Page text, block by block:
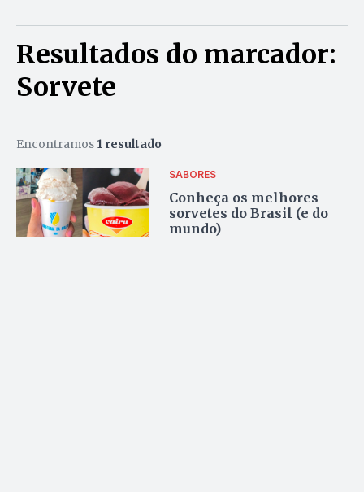
Resultados do marcador:
Sorvete
Encontramos 1 resultado
SABORES
Conheça os melhores
sorvetes do Brasil (e do
mundo)